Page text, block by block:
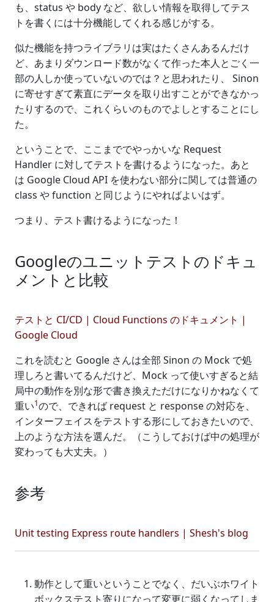
も、status や body など、欲しい情報を取得してテス
トを書くには十分機能してくれる感じがする。
似た機能を持つライブラリは実はたくさんあるんだけ
ど、あまりダウンロード数がなくて作った本人とごく一
部の人しか使っていないのでは？と思われたり、 Sinon
に寄せすぎて素直にデータを取り出すことができなかっ
たりするので、これくらいのものでよしとすることにし
た。
ということで、ここまででやっかいな Request
Handler に対してテストを書けるようになった。あと
は Google Cloud API を使わない部分に関しては普通の
class や function と同じようにやればよいはず。
つまり、テスト書けるようになった！
Googleのユニットテストのドキュ
メントと比較
テストと CI/CD | Cloud Functions のドキュメント |
Google Cloud
これを読むと Google さんは全部 Sinon の Mock で処
理しろと書いてるんだけど、Mock って使いすぎると結
局中の動作を別な形で書き換えただけになりかねなくて
重い1ので、できれば request と response の対応を、
インターフェイスをテストする形にしておきたいので、
上のような方法を選んだ。（こうしておけば中の処理が
変わっても大丈夫。）
参考
Unit testing Express route handlers | Shesh's blog
動作として重いということでなく、だいぶホワイト
ボックステスト寄りになって変更に弱くなってしま